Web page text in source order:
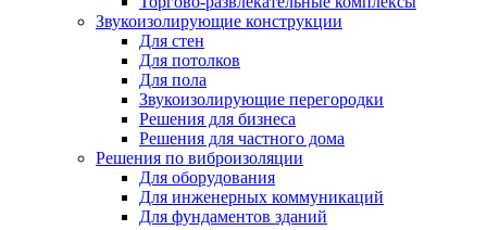
Звукоизолирующие конструкции
Для стен
Для потолков
Для пола
Звукоизолирующие перегородки
Решения для бизнеса
Решения для частного дома
Решения по виброизоляции
Для оборудования
Для инженерных коммуникаций
Для фундаментов зданий